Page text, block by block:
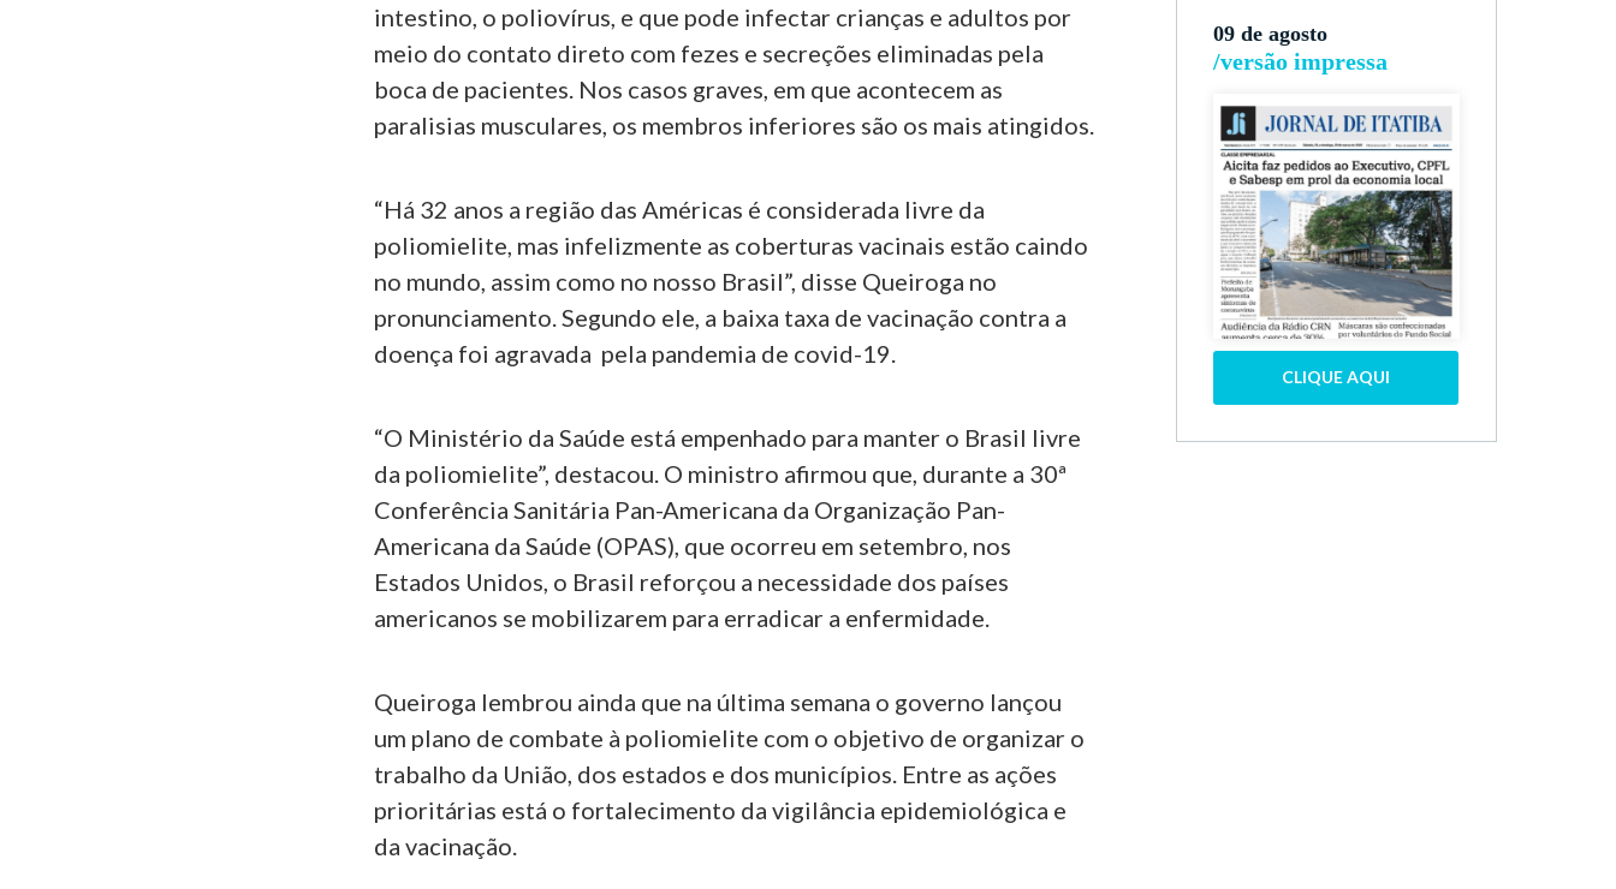
intestino, o poliovírus, e que pode infectar crianças e adultos por
meio do contato direto com fezes e secreções eliminadas pela
boca de pacientes. Nos casos graves, em que acontecem as
paralisias musculares, os membros inferiores são os mais atingidos.
“Há 32 anos a região das Américas é considerada livre da
poliomielite, mas infelizmente as coberturas vacinais estão caindo
no mundo, assim como no nosso Brasil”, disse Queiroga no
pronunciamento. Segundo ele, a baixa taxa de vacinação contra a
doença foi agravada pela pandemia de covid-19.
“O Ministério da Saúde está empenhado para manter o Brasil livre
da poliomielite”, destacou. O ministro afirmou que, durante a 30ª
Conferência Sanitária Pan-Americana da Organização Pan-
Americana da Saúde (OPAS), que ocorreu em setembro, nos
Estados Unidos, o Brasil reforçou a necessidade dos países
americanos se mobilizarem para erradicar a enfermidade.
Queiroga lembrou ainda que na última semana o governo lançou
um plano de combate à poliomielite com o objetivo de organizar o
trabalho da União, dos estados e dos municípios. Entre as ações
prioritárias está o fortalecimento da vigilância epidemiológica e
da vacinação.
09 de agosto
/versão impressa
CLIQUE AQUI